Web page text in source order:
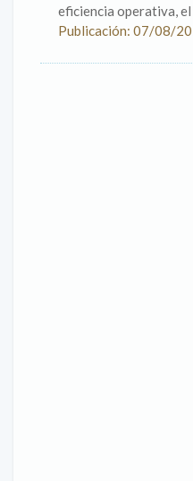
eficiencia operativa,
Publicación: 07/08/